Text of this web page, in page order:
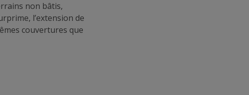
non bâtis,
l’extension de
couvertures que